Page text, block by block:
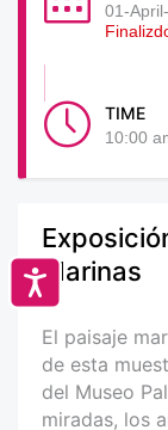
Accesibilidad
01-
TIME
10:00
Marinas
El paisaje
de esta
del Museo
miradas, los